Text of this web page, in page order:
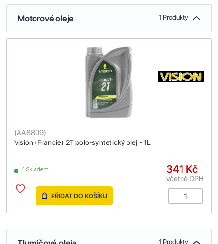
Motorové oleje 1 Produkty
Vision (Francie) 2T polo-syntetický olej - 1L
(AA8809)
4 Skladem 341 Kč
včetně DPH
PŘIDAT DO KOŠÍKU
1 Produkty